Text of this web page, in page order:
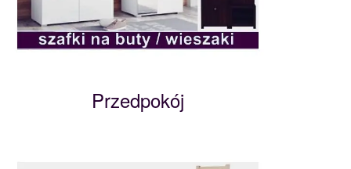
Przedpokój